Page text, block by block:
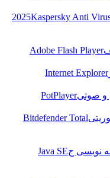
Kaspersky Anti
Adobe Flash
Internet
PotPlayer
Bitdefender Total
جJava SE